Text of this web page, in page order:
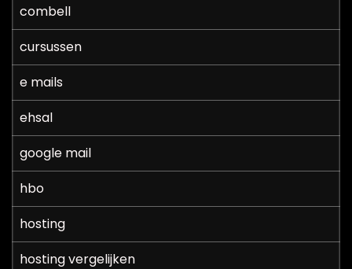
combell
cursussen
e mails
ehsal
google mail
hbo
hosting
hosting vergelijken